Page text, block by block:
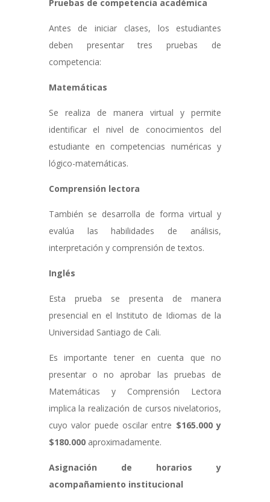
Pruebas de competencia académica
Antes de iniciar clases, los estudiantes
deben presentar tres pruebas de
competencia:
Matemáticas
Se realiza de manera virtual y permite
identificar el nivel de conocimientos del
estudiante en competencias numéricas y
lógico-matemáticas.
Comprensión lectora
También se desarrolla de forma virtual y
evalúa las habilidades de análisis,
interpretación y comprensión de textos.
Inglés
Esta prueba se presenta de manera
presencial en el Instituto de Idiomas de la
Universidad Santiago de Cali.
Es importante tener en cuenta que no
presentar o no aprobar las pruebas de
Matemáticas y Comprensión Lectora
implica la realización de cursos nivelatorios,
cuyo valor puede oscilar entre $165.000 y
$180.000aproximadamente.
Asignación de horarios y
acompañamiento institucional